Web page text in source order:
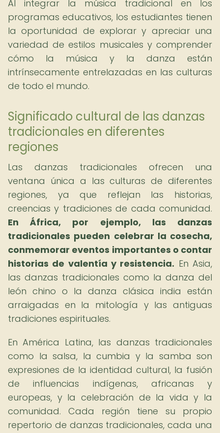
Al integrar la música tradicional en los
programas educativos, los estudiantes tienen
la oportunidad de explorar y apreciar una
variedad de estilos musicales y comprender
cómo la música y la danza están
intrínsecamente entrelazadas en las culturas
de todo el mundo.
Significado cultural de las danzas
tradicionales en diferentes
regiones
Las danzas tradicionales ofrecen una
ventana única a las culturas de diferentes
regiones, ya que reflejan las historias,
creencias y tradiciones de cada comunidad.
En África, por ejemplo, las danzas
tradicionales pueden celebrar la cosecha,
conmemorar eventos importantes o contar
historias de valentía y resistencia. En Asia,
las danzas tradicionales como la danza del
león chino o la danza clásica india están
arraigadas en la mitología y las antiguas
tradiciones espirituales.
En América Latina, las danzas tradicionales
como la salsa, la cumbia y la samba son
expresiones de la identidad cultural, la fusión
de influencias indígenas, africanas y
europeas, y la celebración de la vida y la
comunidad. Cada región tiene su propio
repertorio de danzas tradicionales, cada una